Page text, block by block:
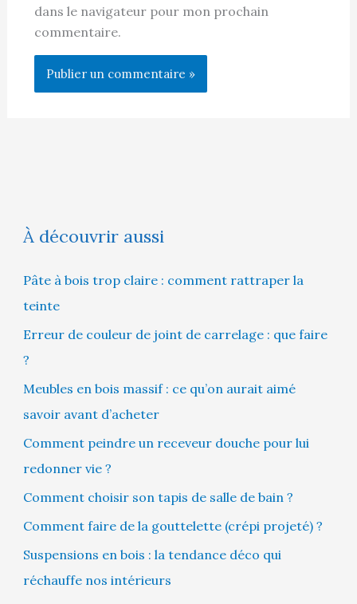
dans le navigateur pour mon prochain
commentaire.
À découvrir aussi
Pâte à bois trop claire : comment rattraper la
teinte
Erreur de couleur de joint de carrelage : que faire
?
Meubles en bois massif : ce qu’on aurait aimé
savoir avant d’acheter
Comment peindre un receveur douche pour lui
redonner vie ?
Comment choisir son tapis de salle de bain ?
Comment faire de la gouttelette (crépi projeté) ?
Suspensions en bois : la tendance déco qui
réchauffe nos intérieurs